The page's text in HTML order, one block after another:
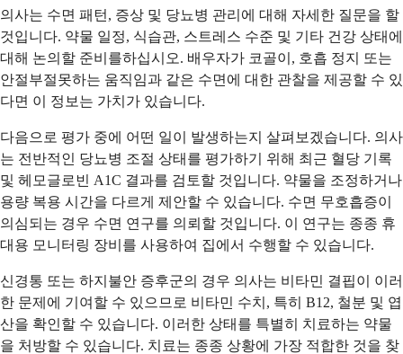
의사는 수면 패턴, 증상 및 당뇨병 관리에 대해 자세한 질문을 할
것입니다. 약물 일정, 식습관, 스트레스 수준 및 기타 건강 상태에
대해 논의할 준비를하십시오. 배우자가 코골이, 호흡 정지 또는
안절부절못하는 움직임과 같은 수면에 대한 관찰을 제공할 수 있
다면 이 정보는 가치가 있습니다.
다음으로 평가 중에 어떤 일이 발생하는지 살펴보겠습니다. 의사
는 전반적인 당뇨병 조절 상태를 평가하기 위해 최근 혈당 기록
및 헤모글로빈 A1C 결과를 검토할 것입니다. 약물을 조정하거나
용량 복용 시간을 다르게 제안할 수 있습니다. 수면 무호흡증이
의심되는 경우 수면 연구를 의뢰할 것입니다. 이 연구는 종종 휴
대용 모니터링 장비를 사용하여 집에서 수행할 수 있습니다.
신경통 또는 하지불안 증후군의 경우 의사는 비타민 결핍이 이러
한 문제에 기여할 수 있으므로 비타민 수치, 특히 B12, 철분 및 엽
산을 확인할 수 있습니다. 이러한 상태를 특별히 치료하는 약물
을 처방할 수 있습니다. 치료는 종종 상황에 가장 적합한 것을 찾